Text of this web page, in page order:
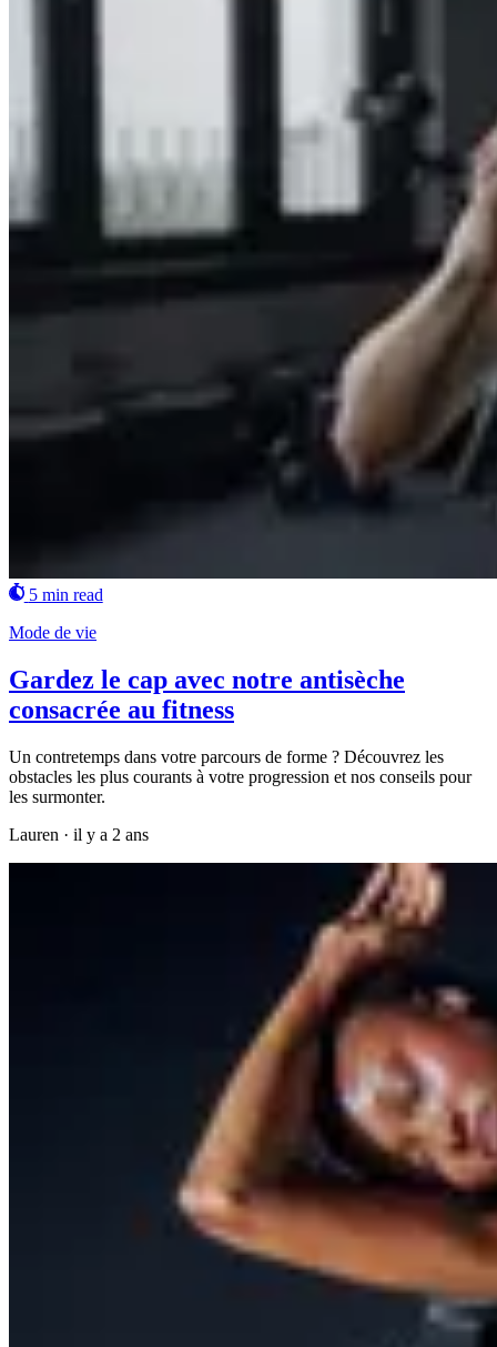
5 min read
Mode de vie
Gardez le cap avec notre antisèche
consacrée au fitness
Un contretemps dans votre parcours de forme ? Découvrez les
obstacles les plus courants à votre progression et nos conseils pour
les surmonter.
Lauren · il y a 2 ans